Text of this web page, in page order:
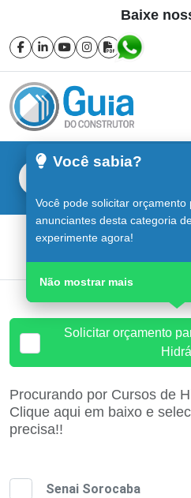
Baixe
Cursos de
Guia do Construtor Guia
Solicitar orçamento
Você sabia?
Você pode solicitar orçamento
anunciantes desta categoria
experimente agora!
Não mostrar mais
Procurando por Cursos de
Clique aqui em baixo e
precisa!!
Senai Sorocaba